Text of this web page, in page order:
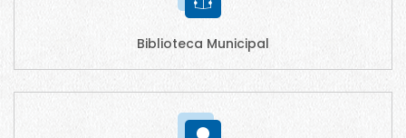
Biblioteca Municipal